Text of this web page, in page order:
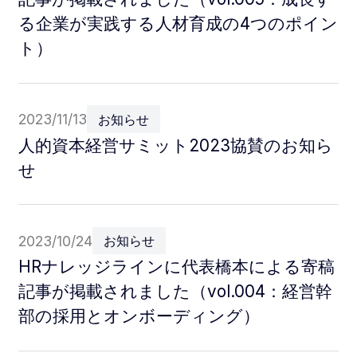
る企業が実践する人材育成の4つのポイン
ト）
2023/11/13 お知らせ
人的資本経営サミット2023協賛のお知ら
せ
2023/10/24 お知らせ
HRナレッジラインに代表橋本による寄稿
記事が掲載されました（vol.004：経営幹
部の採用とオンボーディング）